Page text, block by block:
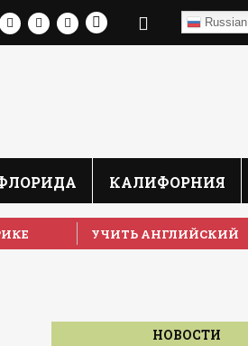
Russian
КАЛИФОРНИЯ
УЧИТЬ АНГЛИЙСКИЙ
НОВОСТИ